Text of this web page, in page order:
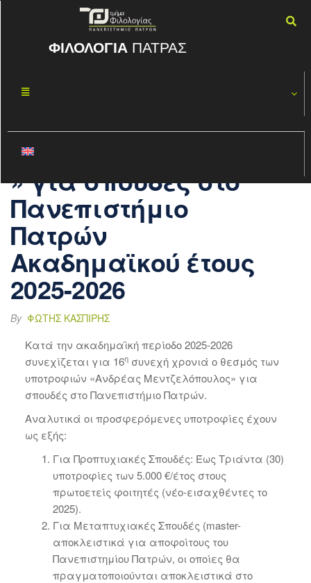
ΦΙΛΟΛΟΓΙΑ ΠΑΤΡΑΣ
30
«ΑΝΔΡΕΑΣ
ΜΕΝΤΖΕΛΟΠΟΥΛΟΣ
» για σπουδές στο
Πανεπιστήμιο
Πατρών
Ακαδημαϊκού έτους
2025-2026
By ΦΏΤΗΣ ΚΑΣΠΊΡΗΣ
Κατά την ακαδημαϊκή περίοδο 2025-2026
συνεχίζεται για 16ησυνεχή χρονιά ο θεσμός των
υποτροφιών «Ανδρέας Μεντζελόπουλος» για
σπουδές στο Πανεπιστήμιο Πατρών.
Αναλυτικά οι προσφερόμενες υποτροφίες έχουν
ως εξής:
Για Προπτυχιακές Σπουδές: Έως Τριάντα (30)
υποτροφίες των 5.000 €/έτος στους
πρωτοετείς φοιτητές (νέο-εισαχθέντες το
2025).
Για Μεταπτυχιακές Σπουδές (master-
αποκλειστικά για αποφοίτους του
Πανεπιστημίου Πατρών, οι οποίες θα
πραγματοποιούνται αποκλειστικά στο